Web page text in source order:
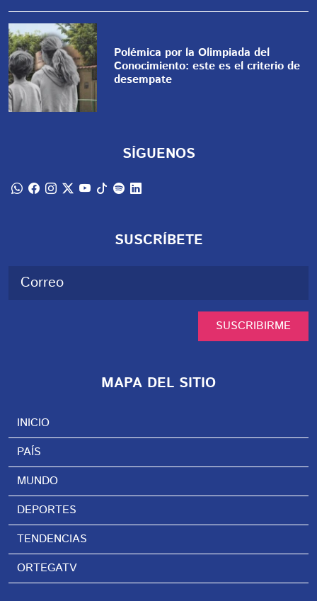
Polémica por la Olimpiada del
Conocimiento: este es el criterio de
desempate
SÍGUENOS
SUSCRÍBETE
SUSCRIBIRME
MAPA DEL SITIO
INICIO
PAÍS
MUNDO
DEPORTES
TENDENCIAS
ORTEGATV